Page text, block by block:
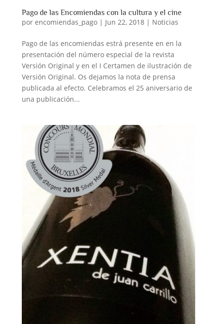
Pago de las Encomiendas con la cultura y el cine
por encomiendas_pago| Jun 22, 2018| Noticias
Pago de las encomiendas estrá presente en en la
presentación del número especial de la revista
Versión Original y en el I Certamen de ilustración de
Versión Original. Os dejamos la nota de prensa
publicada al efecto. Celebramos el 25 aniversario de
una publicación...